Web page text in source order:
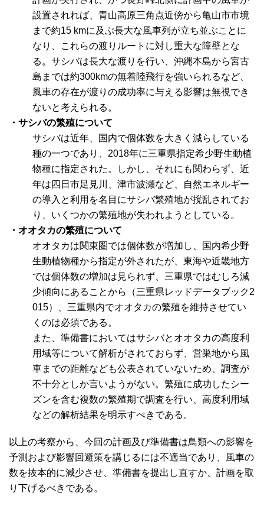
設置されれば、青山高原三角点近傍から亀山市市境
まで約15 kmに及ぶ長大な風車列が立ち並ぶことに
なり、これらの渡りルートに対し重大な障壁とな
る。サシバは長大な渡りを行い、沖縄本島から宮古
島までは約300kmの無着陸飛行を強いられるなど、
風車の存在が渡りの成功率に与える影響は無視でき
ないと考えられる。
・サシバの繁殖について
サシバは近年、国内で個体数を大きく減らしている
種の一つであり、2018年に三重県指定希少野生動植
物種に指定された。しかし、それにも関わらず、近
年は四日市足見川、津市波瀬など、自然エネルギー
の導入と利用を名目にサシバ繁殖地が撹乱されてお
り、いくつかの繁殖地が失われようとしている。
・オオタカの繁殖について
オオタカは関東圏では個体数が増加し、国内希少野
生動植物種から指定が外されたが、東海や近畿地方
では個体数の増加は見られず、三重県ではむしろ減
少傾向にあることから（三重県レッドデータブック2
015）、三重県内でオオタカの繁殖を維持させてい
くのは必須である。
また、準備書においてはサシバとオオタカの高度利
用域等について解析がされておらず、営巣地から風
車までの距離なども公表されていないため、調査が
不十分としか言いようがない。繁殖に成功したシー
ズンを含む複数の繁殖期で調査を行い、高度利用域
などの解析結果を明示すべきである。
以上の考察から、今回の計画及び準備書は鳥類への影響を
予測および影響回避策を講じるには不適当であり、風車の
数を抜本的に減少させ、準備書を提出し直すか、計画を取
り下げるべきである。